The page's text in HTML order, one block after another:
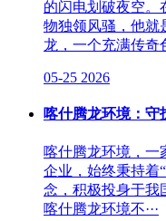
的闪电划破夜空。
物独领风骚，他就
龙，一个充满传奇
05-25 2026
喀什腾龙环境：守
喀什腾龙环境，一
企业，始终秉持着
念，积极投身于我
喀什腾龙环境不···